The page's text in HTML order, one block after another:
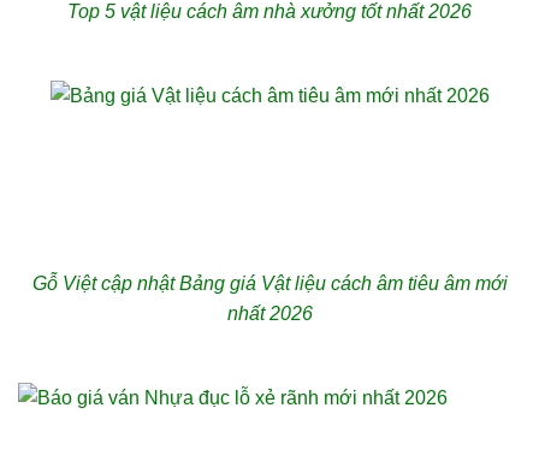
Top 5 vật liệu cách âm nhà xưởng tốt nhất 2026
Gỗ Việt cập nhật Bảng giá Vật liệu cách âm tiêu âm mới
nhất 2026